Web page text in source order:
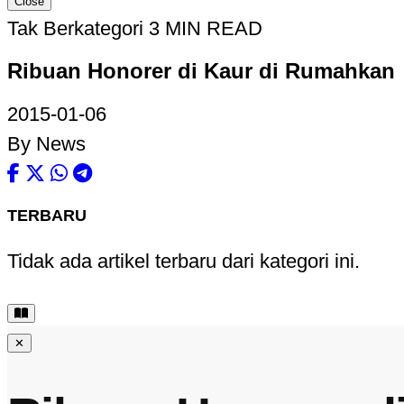
Tak Berkategori 3 MIN READ
Ribuan Honorer di Kaur di Rumahkan
2015-01-06
By News
TERBARU
Tidak ada artikel terbaru dari kategori ini.
✕
Kaur, kupasbengkulu.com